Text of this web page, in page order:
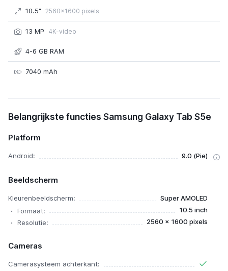
10.5" 2560x1600 pixels
13 MP 4K-video
4-6 GB RAM
7040 mAh
Samsung Galaxy Tab S5e
Belangrijkste functies Samsung Galaxy Tab S5e
Platform
Android: 9.0 (Pie)
Beeldscherm
Kleurenbeeldscherm:
Super AMOLED
Formaat:
10.5 inch
Resolutie:
2560 x 1600 pixels
Cameras
Camerasysteem achterkant: